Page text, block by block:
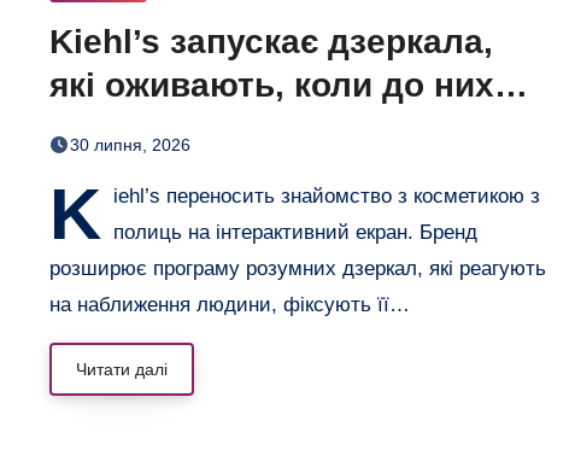
Kiehl’s запускає дзеркала,
які оживають, коли до них
підходиш
30 липня, 2026
K
iehl’s переносить знайомство з косметикою з
полиць на інтерактивний екран. Бренд
розширює програму розумних дзеркал, які реагують
на наближення людини, фіксують її…
Читати далі